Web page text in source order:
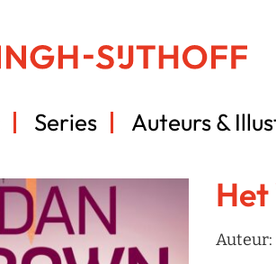
Series Auteurs &
Het
Auteur: